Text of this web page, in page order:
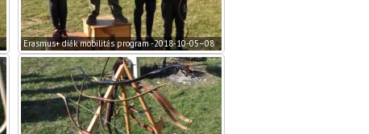
Erasmus+ diák mobilitás program -2018-10-05–08